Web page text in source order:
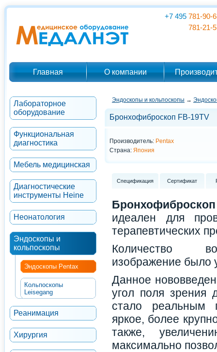
+7 495 781-90-
781-21-
Главная О компании
Лабораторное
оборудование
Функциональная
диагностика
Мебель медицинская
Диагностические
инструменты Heine
Неонатология
Эндоскопы и
кольпоскопы
Эндоскопы Pentax
Кольпоскопы
Leisegang
Реанимация
Хирургия
Эндоскопы и кольпоскопы →
Бронхофиброскоп FB-19TV
Производитель: Pentax
Страна: Япония
Спецификация Сертификат
идеален для
терапевтических
Количество
изображение было
Данное
угол поля зрения
стало реальным
яркое, более
также,
максимально